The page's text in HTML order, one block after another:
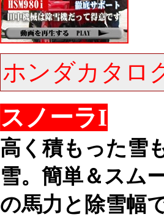
ホンダカタロ
スノーラI
高く積もった雪
雪。簡単＆スム
の馬力と除雪幅